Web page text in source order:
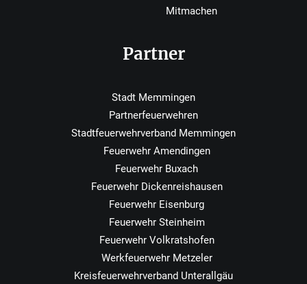
Mitmachen
Partner
Stadt Memmingen
Partnerfeuerwehren
Stadtfeuerwehrverband Memmingen
Feuerwehr Amendingen
Feuerwehr Buxach
Feuerwehr Dickenreishausen
Feuerwehr Eisenburg
Feuerwehr Steinheim
Feuerwehr Volkratshofen
Werkfeuerwehr Metzeler
Kreisfeuerwehrverband Unterallgäu